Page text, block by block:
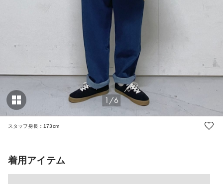
1/6
スタッフ身長：173cm
着用アイテム